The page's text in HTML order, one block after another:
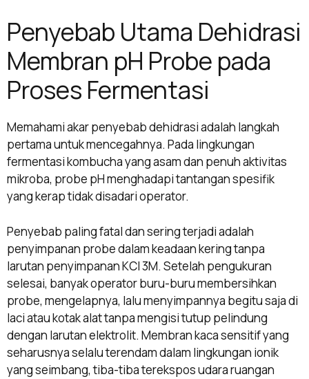
Penyebab Utama Dehidrasi
Membran pH Probe pada
Proses Fermentasi
Memahami akar penyebab dehidrasi adalah langkah
pertama untuk mencegahnya. Pada lingkungan
fermentasi kombucha yang asam dan penuh aktivitas
mikroba, probe pH menghadapi tantangan spesifik
yang kerap tidak disadari operator.
Penyebab paling fatal dan sering terjadi adalah
penyimpanan probe dalam keadaan kering tanpa
larutan penyimpanan KCl 3M. Setelah pengukuran
selesai, banyak operator buru-buru membersihkan
probe, mengelapnya, lalu menyimpannya begitu saja di
laci atau kotak alat tanpa mengisi tutup pelindung
dengan larutan elektrolit. Membran kaca sensitif yang
seharusnya selalu terendam dalam lingkungan ionik
yang seimbang, tiba-tiba terekspos udara ruangan